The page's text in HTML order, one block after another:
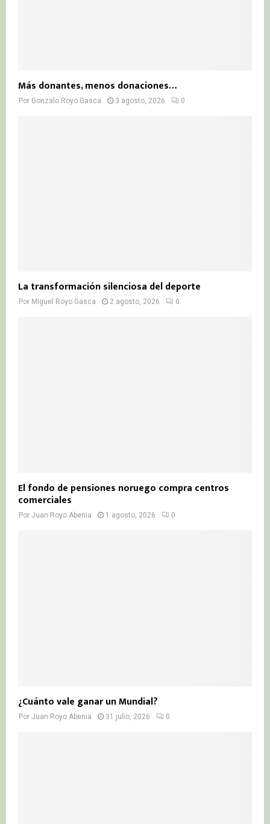
Más donantes, menos donaciones…
Por Gonzalo Royo Gasca 3 agosto, 2026 0
La transformación silenciosa del deporte
Por Miguel Royo Gasca 2 agosto, 2026 0
El fondo de pensiones noruego compra centros
comerciales
Por Juan Royo Abenia 1 agosto, 2026 0
¿Cuánto vale ganar un Mundial?
Por Juan Royo Abenia 31 julio, 2026 0